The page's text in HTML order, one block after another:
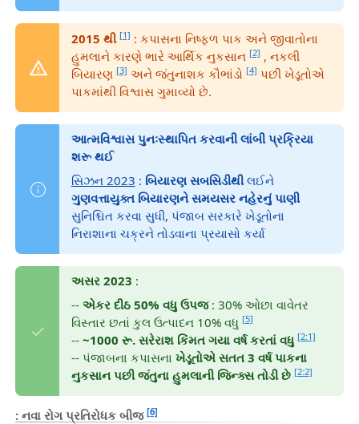
2015 થી [1] : કપાસના નિષ્ફળ પાક અને જીવાતોના
હુમલાને કારણે ભારે આર્થિક નુકસાન[2] , નકલી
બિયારણ[3] અને જંતુનાશક કૌભાંડો[4] પછી ખેડૂતોએ
પાકમાંથી વિશ્વાસ ગુમાવ્યો છે.
આત્મવિશ્વાસ પુનઃસ્થાપિત કરવાની લાંબી પ્રક્રિયા
શરૂ થઈ
સિઝન 2023 : બિયારણ સબસિડીથીલઈને
ગુણવત્તાયુક્ત બિયારણને સમયસર નહેરનું પાણી
સુનિશ્ચિત કરવા સુધી, પંજાબ સરકારે ખેડૂતોના
નિરાશાના ચક્રને તોડવાના પ્રયાસો કર્યા
અસર 2023 :
-- એકર દીઠ 50% વધુ ઉપજ: 30% ઓછા વાવેતર
વિસ્તાર છતાં કુલ ઉત્પાદન 10% વધુ[5]
-- ~1000 રૂ. સરેરાશ કિંમત ગયા વર્ષ કરતાં વધુ [2:1]
-- પંજાબના કપાસના ખેડૂતોએ સતત 3 વર્ષ પાકના
નુકસાન પછી જંતુના હુમલાની જિન્ક્સ તોડી છે [2:2]
: નવા રોગ પ્રતિરોધક બીજ [6]